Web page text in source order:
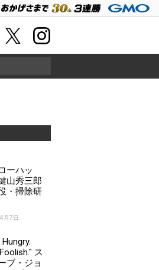
ーハッ
山秀三郎
・掃除研
月7日
ス
ブ・ジョ